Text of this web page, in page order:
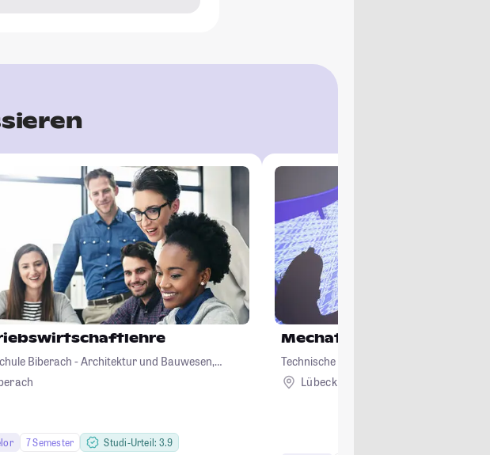
Biberach - Architektur und Bauwesen,
und Biotechnologie
7 Semester
Studi-Urteil: 3.9
Mechatronik
Technische Hochschule Lübeck
Lübeck